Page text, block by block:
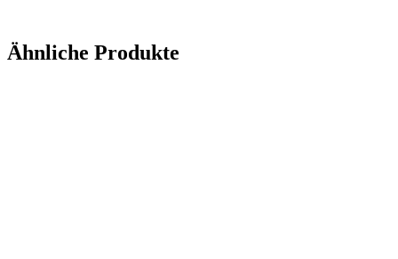
Ähnliche Produkte